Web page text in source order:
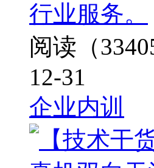
行业服务。
阅读（
12-31
企业内训